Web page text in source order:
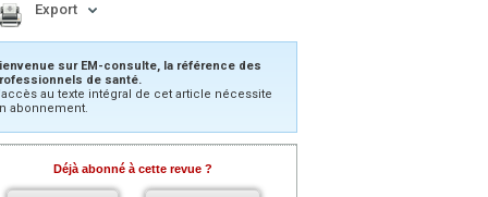
Export
sur EM-consulte, la référence des
de santé.
au texte intégral de cet article nécessite
abonnement.
Déjà abonné à cette revue ?